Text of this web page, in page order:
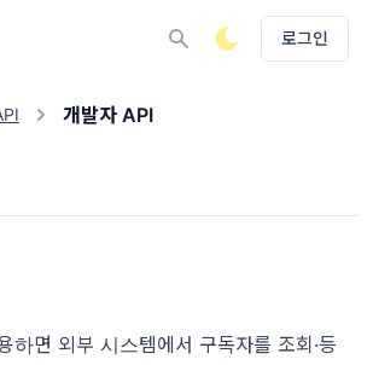
로그인
개발자 API
하기
하면 외부 시스템에서 구독자를 조회·등